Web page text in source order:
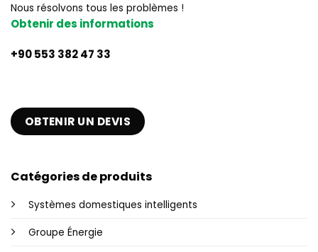
Nous résolvons tous les problèmes !
Obtenir des informations
+90 553 382 47 33
OBTENIR UN DEVIS
Catégories de produits
Systèmes domestiques intelligents
Groupe Énergie